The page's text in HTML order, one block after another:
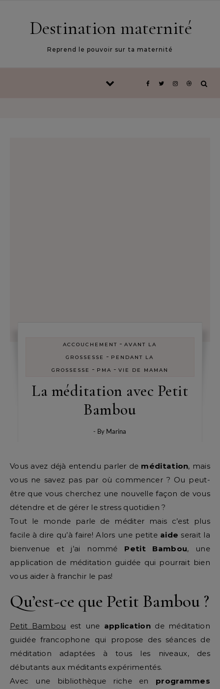
Destination maternité
Reprend le pouvoir sur ta maternité
ACCOUCHEMENT -AVANT LA
GROSSESSE
- PENDANT LA
GROSSESSE
- PMA - VIE DE MAMAN
La méditation avec Petit
Bambou
- By Marina
Vous avez déjà entendu parler de méditation, mais
vous ne savez pas par où commencer ? Ou peut-
être que vous cherchez une nouvelle façon de vous
détendre et de gérer le stress quotidien ?
Tout le monde parle de méditer mais c’est plus
facile à dire qu’à faire! Alors une petite aide serait la
bienvenue et j’ai nommé Petit Bambou, une
application de méditation guidée qui pourrait bien
vous aider à franchir le pas!
Qu’est-ce que Petit Bambou ?
Petit Bambou est une application de méditation
guidée francophone qui propose des séances de
méditation adaptées à tous les niveaux, des
débutants aux méditants expérimentés.
Avec une bibliothèque riche en programmes